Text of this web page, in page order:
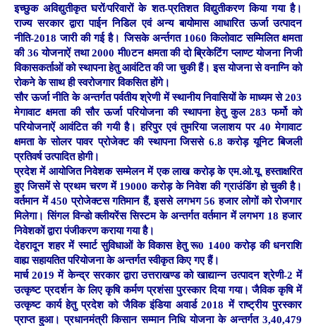
इच्छुक अविद्युतीकृत घरों/परिवारों के शत-प्रतिशत विद्युतीकरण किया गया है।
राज्य सरकार द्वारा पाईन निडिल एवं अन्य बायोमास आधारित ऊर्जा उत्पादन
नीति-2018 जारी की गई है। जिसके अर्न्तगत 1060 किलोवाट सम्मिलित क्षमता
की 36 योजनाऐं तथा 2000 मी0टन क्षमता की दो ब्रिकेटिंग प्लाण्ट योजना निजी
विकासकर्ताओं को स्थापना हेतु आवंटित की जा चुकी हैं। इस योजना से वनाग्नि को
रोकने के साथ ही स्वरोजगार विकसित होंगे।
सौर ऊर्जा नीति के अन्तर्गत पर्वतीय श्रेणी में स्थानीय निवासियों के माध्यम से 203
मेगावाट क्षमता की सौर ऊर्जा परियोजना की स्थापना हेतु कुल 283 फर्मो को
परियोजनाऐं आवंटित की गयी है। हरिपुर एवं तुमरिया जलाशय पर 40 मेगावाट
क्षमता के सोलर पावर प्रोजेक्ट की स्थापना जिससे 6.8 करोड़ यूनिट बिजली
प्रतिवर्ष उत्पादित होगी।
प्रदेश में आयोजित निवेशक सम्मेलन में एक लाख करोड़ के एम.ओ.यू. हस्ताक्षरित
हुए जिसमें से प्रथम चरण में 19000 करोड़ के निवेश की ग्राउंडिंग हो चुकी है।
वर्तमान में 450 प्रोजेक्टस गतिमान हैं, इससे लगभग 56 हजार लोगों को रोजगार
मिलेगा। सिंगल विन्डो क्लीयरेंस सिस्टम के अन्तर्गत वर्तमान में लगभग 18 हजार
निवेशकों द्वारा पंजीकरण कराया गया है।
देहरादून शहर में स्मार्ट सुविधाओं के विकास हेतु रू0 1400 करोड़ की धनराशि
वाह्य सहायतित परियोजना के अन्तर्गत स्वीकृत किए गए हैं।
मार्च 2019 में केन्द्र सरकार द्वारा उत्तराखण्ड को खाद्यान्न उत्पादन श्रेणी-2 में
उत्कृष्ट प्रदर्शन के लिए कृषि कर्मण प्रशंसा पुरस्कार दिया गया। जैविक कृषि में
उत्कृष्ट कार्य हेतु प्रदेश को जैविक इंडिया अवार्ड 2018 में राष्ट्रीय पुरस्कार
प्राप्त हुआ। प्रधानमंत्री किसान सम्मान निधि योजना के अन्तर्गत 3,40,479